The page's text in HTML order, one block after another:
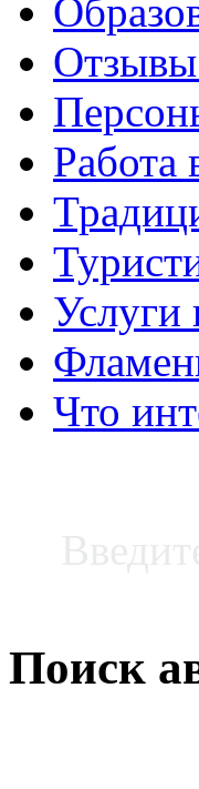
Отзывы
Работа
Услуги
Что
Поиск